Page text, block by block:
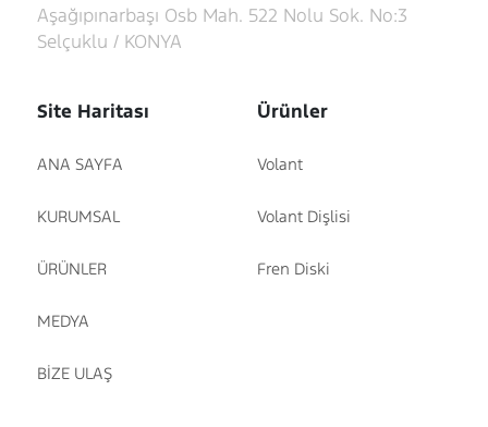
Aşağıpınarbaşı Osb Mah. 522 Nolu Sok. No:3
Selçuklu / KONYA
Site Haritası
ANA SAYFA
KURUMSAL
ÜRÜNLER
MEDYA
BİZE ULAŞ
Ürünler
Volant
Volant Dişlisi
Fren Diski